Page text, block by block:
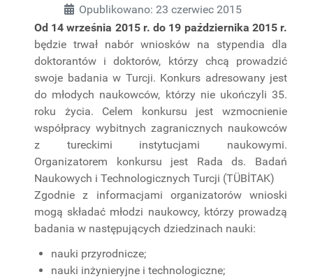
PROJEKTY
Opublikowano: 23 czerwiec 2015
Od 14 września 2015 r. do 19 października 2015 r.
będzie trwał nabór wniosków na stypendia dla
doktorantów i doktorów, którzy chcą prowadzić
swoje badania w Turcji. Konkurs adresowany jest
do młodych naukowców, którzy nie ukończyli 35.
roku życia. Celem konkursu jest wzmocnienie
współpracy wybitnych zagranicznych naukowców
z tureckimi instytucjami naukowymi.
Organizatorem konkursu jest Rada ds. Badań
Naukowych i Technologicznych Turcji (TÜBİTAK)
Zgodnie z informacjami organizatorów wnioski
mogą składać młodzi naukowcy, którzy prowadzą
badania w następujących dziedzinach nauki:
nauki przyrodnicze;
nauki inżynieryjne i technologiczne;